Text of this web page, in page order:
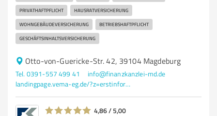
PRIVATHAFTPFLICHT HAUSRATVERSICHERUNG
WOHNGEBÄUDEVERSICHERUNG BETRIEBSHAFTPFLICHT
GESCHÄFTSINHALTSVERSICHERUNG
Otto-von-Guericke-Str. 42, 39104 Magdeburg
Tel. 0391-557 499 41
info@finanzkanzlei-md.de
landingpage.vema-eg.de/?z=erstinformation&m=fkmd&p=newsletter
4,86 / 5,00